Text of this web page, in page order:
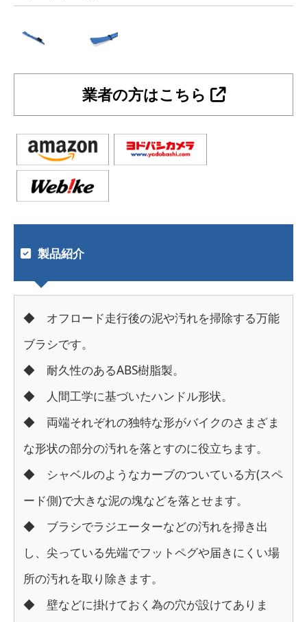
業者の方はこちら
製品紹介
◆ オフロード走行後の泥や汚れを掃除する万能
ブラシです。
◆ 耐久性のあるABS樹脂製。
◆ 人間工学に基づいたハンドル形状。
◆ 両端それぞれの独特な形がバイクのさまざま
な形状の部分の汚れを落とすのに役立ちます。
◆ シャベルのようなカーブのついている方(スペ
ード側)で大きな泥の塊などを落とせます。
◆ ブラシでラジエーターなどの汚れを掃き出
し、尖っている先端でフットペグや届きにくい場
所の汚れを取り除きます。
◆ 壁などに掛けておく為の穴が設けてありま